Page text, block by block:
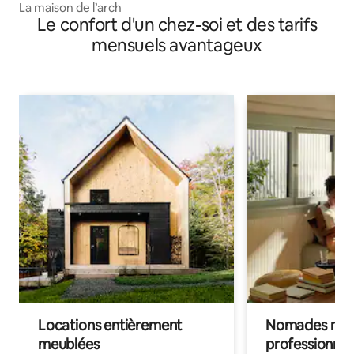
La maison de l’arch
Le confort d'un chez-soi et des tarifs
mensuels avantageux
Locations entièrement
meublées
Nomades